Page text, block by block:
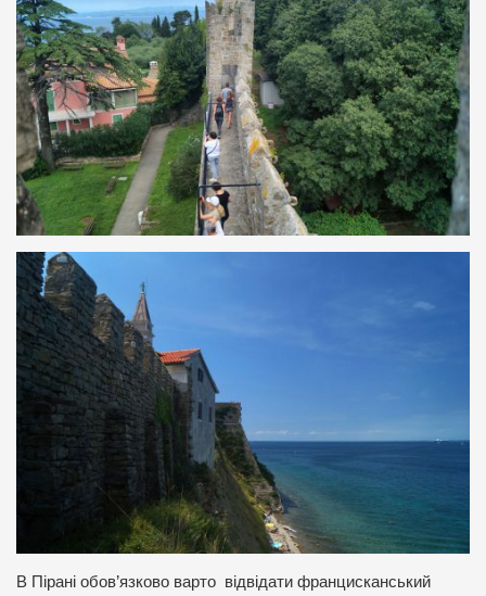
В Пірані обов’язково варто відвідати францисканський